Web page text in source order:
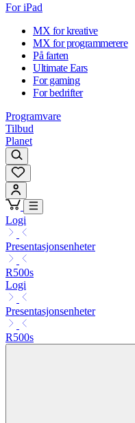
For iPad
MX for kreative
MX for programmerere
På farten
Ultimate Ears
For gaming
For bedrifter
Programvare
Tilbud
Planet
Logi
Presentasjonsenheter
R500s
Logi
Presentasjonsenheter
R500s